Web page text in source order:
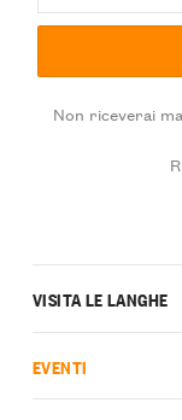
Non riceverai
VISITA LE LANGHE
EVENTI